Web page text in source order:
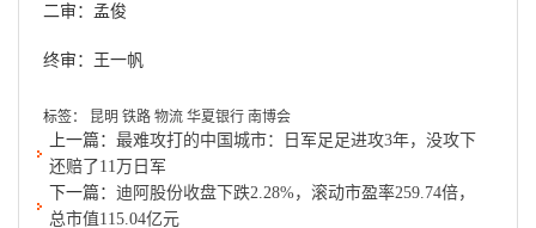
二审：孟俊
终审：王一帆
标签： 昆明 铁路 物流 华夏银行 南博会
上一篇： 最难攻打的中国城市：日军足足进攻3年，没攻下
还赔了11万日军
下一篇： 迪阿股份收盘下跌2.28%，滚动市盈率259.74倍，
总市值115.04亿元